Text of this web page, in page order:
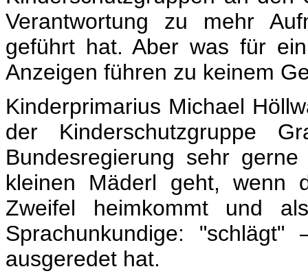
Verantwortung zu mehr
geführt hat. Aber was für
Anzeigen führen zu keinem
Kinderprimarius Michael
der Kinderschutzgruppe
Bundesregierung sehr
kleinen Mäderl geht, wenn
Zweifel heimkommt und
Sprachunkundige:
ausgeredet hat.